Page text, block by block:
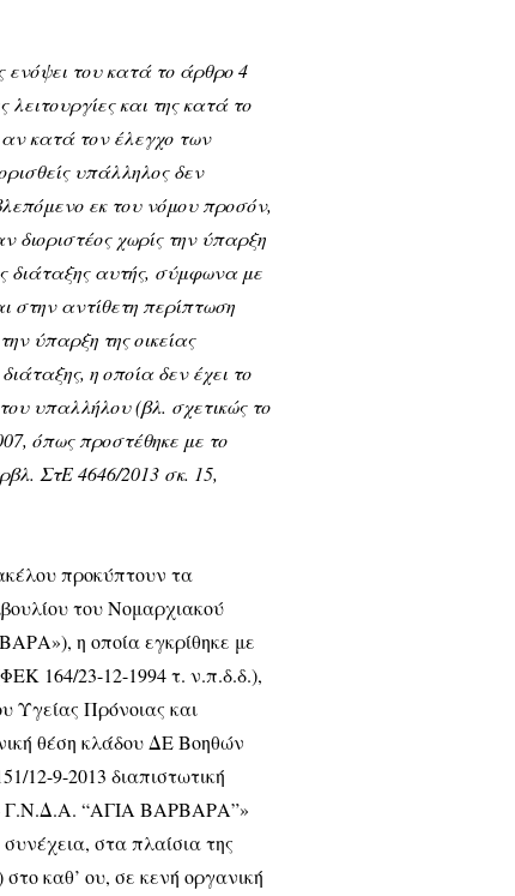
ενόψει του κατά το άρθρο 4
και της κατά το
κατά τον έλεγχο των
υπάλληλος δεν
εκ του νόμου προσόν,
διοριστέος χωρίς την ύπαρξη
διάταξης αυτής, σύμφωνα με
στην αντίθετη περίπτωση
ύπαρξη της οικείας
η οποία δεν έχει το
υπαλλήλου (βλ. σχετικώς το
όπως προστέθηκε με το
ΣτΕ 4646/2013 σκ. 15,
προκύπτουν τα
του Νομαρχιακού
η οποία εγκρίθηκε με
164/23-12-1994 τ. ν.π.δ.δ.),
Υγείας Πρόνοιας και
θέση κλάδου ΔΕ Βοηθών
12-9-2013 διαπιστωτική
Γ.Ν.Δ.Α. “ΑΓΙΑ ΒΑΡΒΑΡΑ”»
στα πλαίσια της
καθ’ ου, σε κενή οργανική